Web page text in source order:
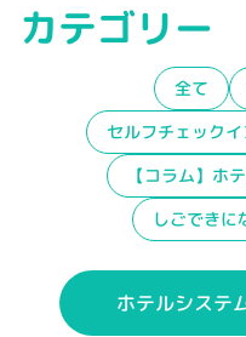
カテゴリー
全て
セルフチェック
【コラム】ホ
しごできに
ホテルシステ